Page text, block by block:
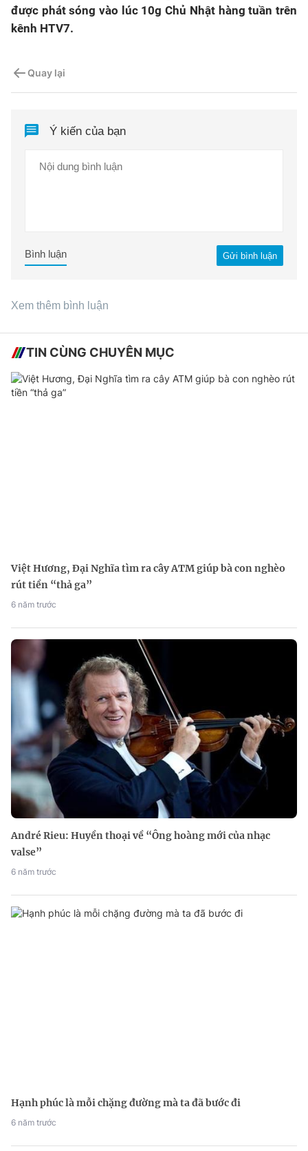
được phát sóng vào lúc 10g Chủ Nhật hàng tuần trên
kênh HTV7.
Quay lại
Ý kiến của bạn
Gửi bình luận
Bình luận
Xem thêm bình luận
TIN CÙNG CHUYÊN MỤC
Việt Hương, Đại Nghĩa tìm ra cây ATM giúp bà con nghèo
rút tiền “thả ga”
6 năm trước
André Rieu: Huyền thoại về “Ông hoàng mới của nhạc
valse”
6 năm trước
Hạnh phúc là mỗi chặng đường mà ta đã bước đi
6 năm trước